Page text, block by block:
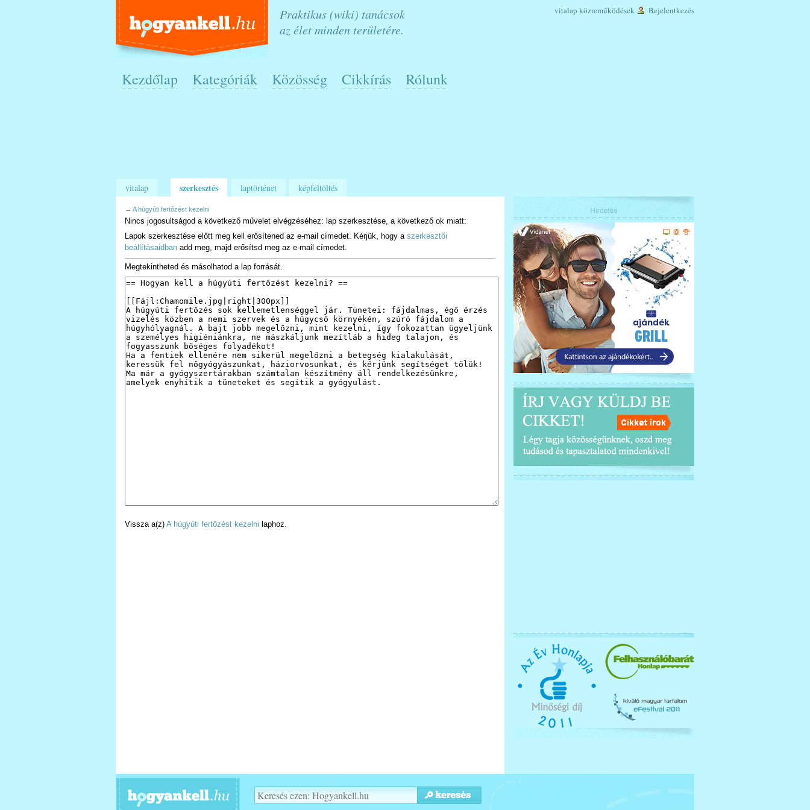
Praktikus (wiki) tanácsok
az élet minden területére.
vitalap közreműködések Bejelentkezés
Kezdőlap Kategóriák Közösség Cikkírás Rólunk
vitalap szerkesztés laptörténet képfeltöltés
← A húgyúti fertőzést kezelni
Nincs jogosultságod a következő művelet elvégzéséhez: lap szerkesztése, a következő ok miatt:
Lapok szerkesztése előtt meg kell erősítened az e-mail címedet. Kérjük, hogy a szerkesztői
beállításaidban add meg, majd erősítsd meg az e-mail címedet.
Megtekintheted és másolhatod a lap forrását.
Vissza a(z) A húgyúti fertőzést kezelni laphoz.